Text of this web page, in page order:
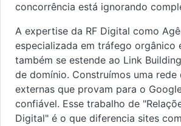
concorrência está ignorando
A expertise da RF Digital como
especializada em tráfego orgânico
também se estende ao Link
de domínio. Construímos uma rede
externas que provam para o
confiável. Esse trabalho de
Digital" é o que diferencia sites